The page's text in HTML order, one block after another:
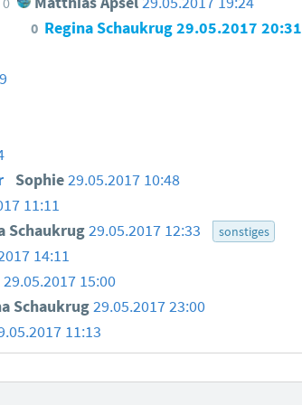
0 Regina Schaukrug29.05.2017 20:31
Sophie29.05.2017 10:48
11:11
Schaukrug29.05.2017 12:33 sonstiges
14:11
29.05.2017 15:00
Schaukrug29.05.2017 23:00
11:13